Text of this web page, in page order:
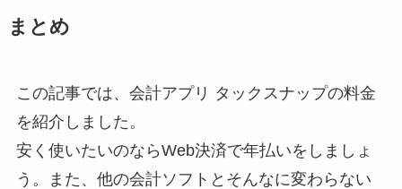
まとめ
この記事では、会計アプリ タックスナップの料金
を紹介しました。
安く使いたいのならWeb決済で年払いをしましょ
う。また、他の会計ソフトとそんなに変わらない